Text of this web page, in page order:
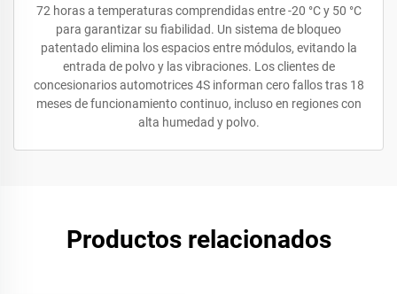
72 horas a temperaturas comprendidas entre -20 °C y 50 °C
para garantizar su fiabilidad. Un sistema de bloqueo
patentado elimina los espacios entre módulos, evitando la
entrada de polvo y las vibraciones. Los clientes de
concesionarios automotrices 4S informan cero fallos tras 18
meses de funcionamiento continuo, incluso en regiones con
alta humedad y polvo.
Productos relacionados